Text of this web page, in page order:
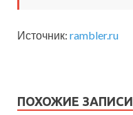
Источник: rambler.ru
ПОХОЖИЕ ЗАПИСИ